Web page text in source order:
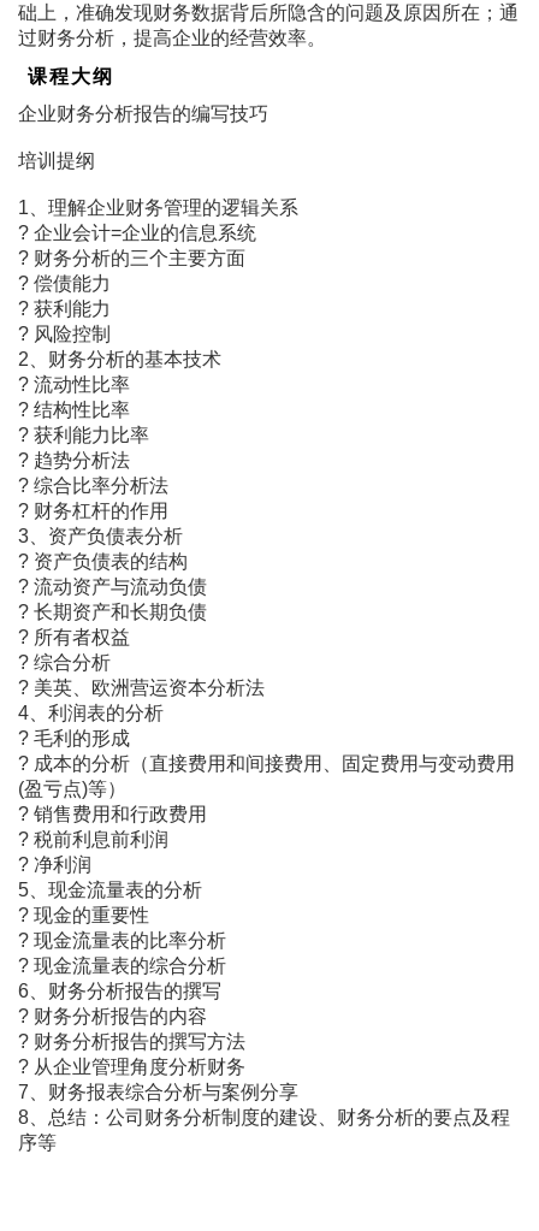
础上，准确发现财务数据背后所隐含的问题及原因所在；通
过财务分析，提高企业的经营效率。
课程大纲
企业财务分析报告的编写技巧
培训提纲
1、理解企业财务管理的逻辑关系
? 企业会计=企业的信息系统
? 财务分析的三个主要方面
? 偿债能力
? 获利能力
? 风险控制
2、财务分析的基本技术
? 流动性比率
? 结构性比率
? 获利能力比率
? 趋势分析法
? 综合比率分析法
? 财务杠杆的作用
3、资产负债表分析
? 资产负债表的结构
? 流动资产与流动负债
? 长期资产和长期负债
? 所有者权益
? 综合分析
? 美英、欧洲营运资本分析法
4、利润表的分析
? 毛利的形成
? 成本的分析（直接费用和间接费用、固定费用与变动费用
(盈亏点)等）
? 销售费用和行政费用
? 税前利息前利润
? 净利润
5、现金流量表的分析
? 现金的重要性
? 现金流量表的比率分析
? 现金流量表的综合分析
6、财务分析报告的撰写
? 财务分析报告的内容
? 财务分析报告的撰写方法
? 从企业管理角度分析财务
7、财务报表综合分析与案例分享
8、总结：公司财务分析制度的建设、财务分析的要点及程
序等